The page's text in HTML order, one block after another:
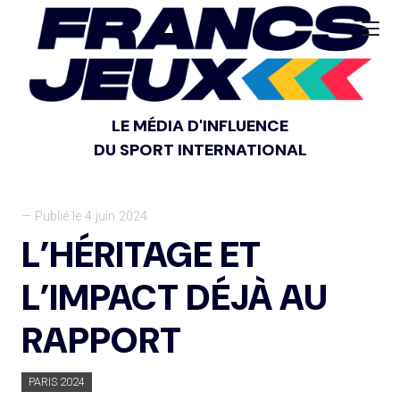
LE MÉDIA D'INFLUENCE
DU SPORT INTERNATIONAL
— Publié le 4 juin 2024
L’HÉRITAGE ET
L’IMPACT DÉJÀ AU
RAPPORT
PARIS 2024